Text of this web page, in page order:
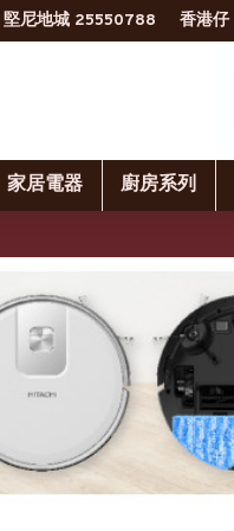
堅尼地城 25550788 香港
家居電器 廚房系列